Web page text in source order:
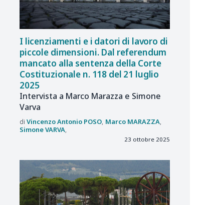
I licenziamenti e i datori di lavoro di
piccole dimensioni. Dal referendum
mancato alla sentenza della Corte
Costituzionale n. 118 del 21 luglio
2025
Intervista a Marco Marazza e Simone
Varva
Vincenzo Antonio POSO Marco MARAZZA
SimoneVARVA
23 ottobre 2025